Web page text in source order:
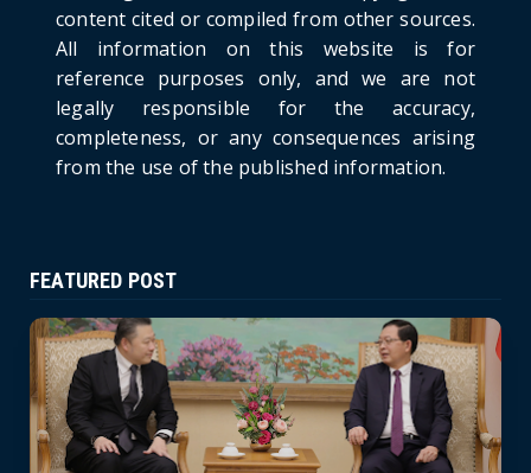
Politburo: Strictly Handle Acts of Using
Pirated Software, C...
June 21, 2026
content cited or compiled from other sources.
All information on this website is for
reference purposes only, and we are not
legally responsible for the accuracy,
completeness, or any consequences arising
from the use of the published information.
FEATURED POST